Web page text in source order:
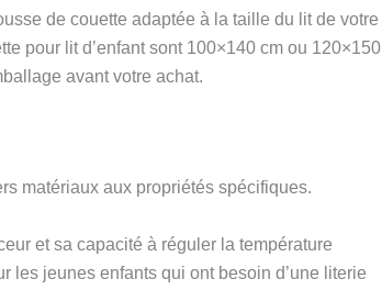
de couette adaptée à la taille du lit de votre
pour lit d’enfant sont 100×140 cm ou 120×150
avant votre achat.
matériaux aux propriétés spécifiques.
et sa capacité à réguler la température
les jeunes enfants qui ont besoin d’une literie